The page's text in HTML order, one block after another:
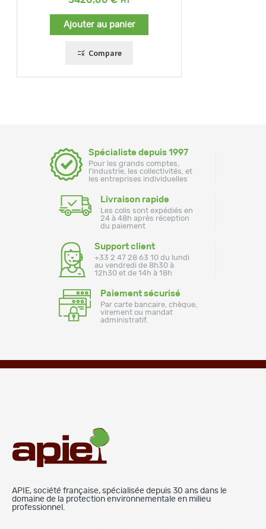
Ajouter au panier
Compare
Spécialiste depuis 1997
Pour les grands comptes,
l'industrie, les collectivités, et
les entreprises individuelles
Livraison rapide
Les colis sont expédiés en
24 à 48h après réception
du paiement
Support client
+33 2 47 28 63 10 du lundi
au vendredi de 8h30 à
12h30 et de 14h à 18h
Paiement sécurisé
Par carte bancaire, chèque,
virement ou mandat
administratif.
APIE, société française, spécialisée depuis 30 ans dans le
domaine de la protection environnementale en milieu
professionnel.